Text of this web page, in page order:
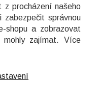
nás
371
práva vyhrazena.
z procházení našeho
zabezpečit správnou
shopu a zobrazovat
zajímat. Více